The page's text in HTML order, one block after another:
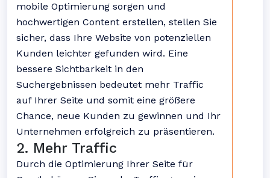
mobile Optimierung sorgen und
hochwertigen Content erstellen, stellen Sie
sicher, dass Ihre Website von potenziellen
Kunden leichter gefunden wird. Eine
bessere Sichtbarkeit in den
Suchergebnissen bedeutet mehr Traffic
auf Ihrer Seite und somit eine größere
Chance, neue Kunden zu gewinnen und Ihr
Unternehmen erfolgreich zu präsentieren.
2. Mehr Traffic
Durch die Optimierung Ihrer Seite für